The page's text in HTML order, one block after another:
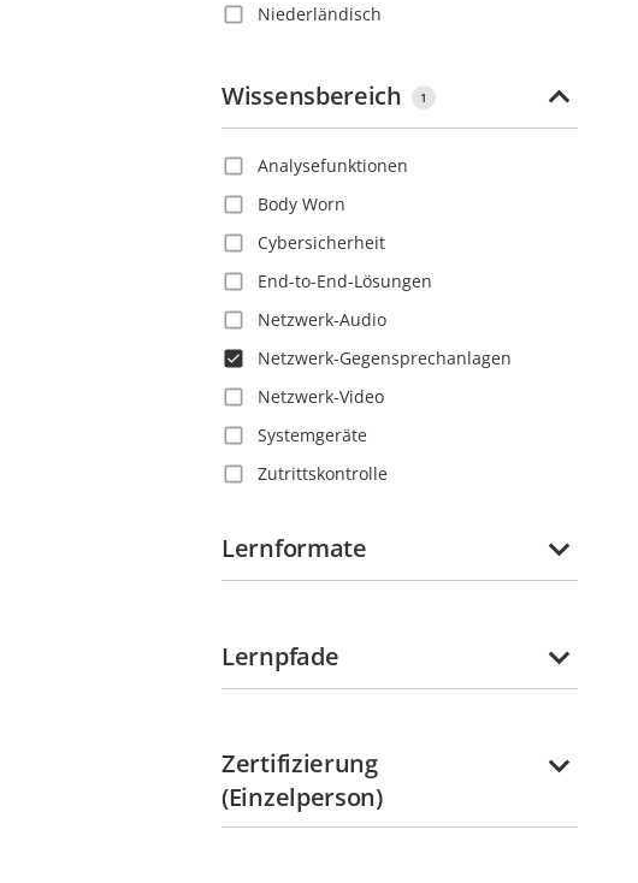
Dänemark
El Salvador
Estland
Finnland
Frankreich
Französisch-Guayana
Georgien
Ghana
Grenada
Großbritannien
Guadeloupe
Guatemala
Haiti
Indien
Italien
Jamaika
Niederländisch
Portugiesisch
Rumänisch
Russisch
Schwedisch
Slowakisch
Spanisch
Thailändisch
Tschechisch
Türkisch
Vietnamesisch
Wissensbereich 1
Analysefunktionen
Body Worn
Cybersicherheit
End-to-End-Lösungen
Netzwerk-Audio
Netzwerk-Gegensprechanlagen
Netzwerk-Video
Systemgeräte
Zutrittskontrolle
Lernformate
Lernpfade
Zertifizierung
(Einzelperson)